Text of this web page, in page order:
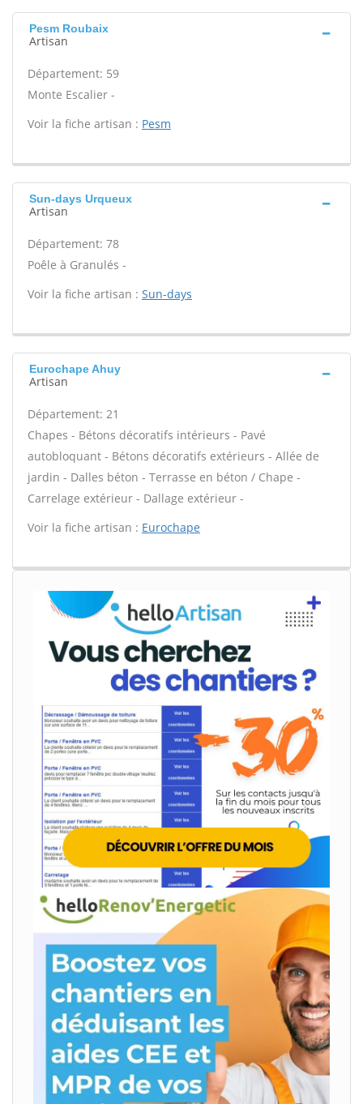
Pesm Roubaix
Artisan
Département: 59
Monte Escalier -
Voir la fiche artisan : Pesm
Sun-days Urqueux
Artisan
Département: 78
Poêle à Granulés -
Voir la fiche artisan : Sun-days
Eurochape Ahuy
Artisan
Département: 21
Chapes - Bétons décoratifs intérieurs - Pavé
autobloquant - Bétons décoratifs extérieurs - Allée de
jardin - Dalles béton - Terrasse en béton / Chape -
Carrelage extérieur - Dallage extérieur -
Voir la fiche artisan : Eurochape